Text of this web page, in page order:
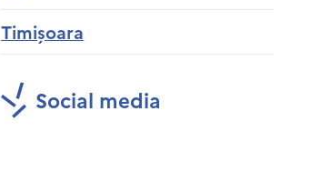
Timișoara
Social media